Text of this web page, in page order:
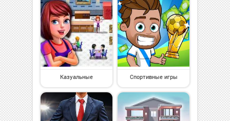
Казуальные Спортивные игры